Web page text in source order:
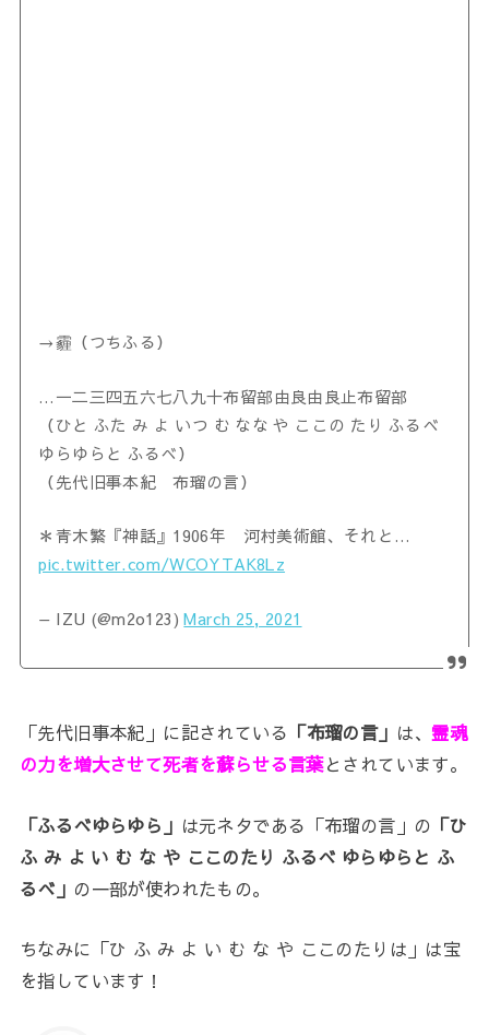
→霾（つちふる）
…一二三四五六七八九十布留部由良由良止布留部
（ひと ふた み よ いつ む なな や ここの たり ふるべ
ゆらゆらと ふるべ）
（先代旧事本紀 布瑠の言）
＊青木繁『神話』1906年 河村美術館、それと…
pic.twitter.com/WCOYTAK8Lz
— IZU (@m2o123)March 25, 2021
「先代旧事本紀」に記されている 「布瑠の言」 は、霊魂
の力を増大させて死者を蘇らせる言葉とされています。
「ふるべゆらゆら」 は元ネタである「布瑠の言」の 「ひ
ふ み よ い む な や ここのたり ふるべ ゆらゆらと ふ
るべ」 の一部が使われたもの。
ちなみに「ひ ふ み よ い む な や ここのたりは」は宝
を指しています！